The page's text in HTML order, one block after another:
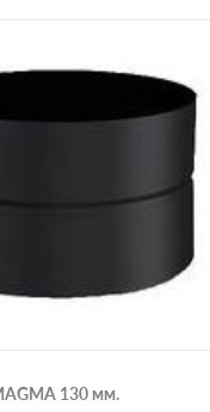
130 мм.